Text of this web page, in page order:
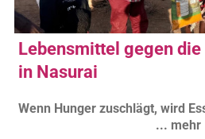
Lebensmittel gegen
in Nasurai
Wenn Hunger zuschlägt, wird
... mehr